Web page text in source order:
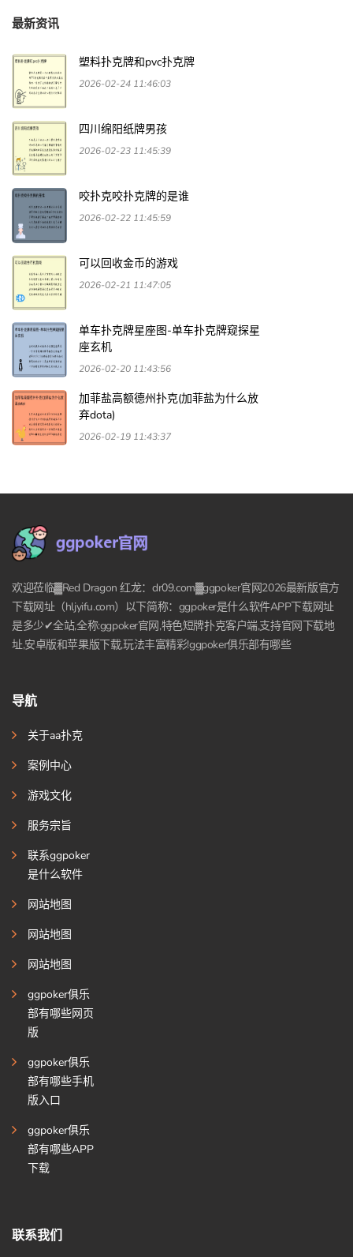
最新资讯
塑料扑克牌和pvc扑克牌
2026-02-24 11:46:03
四川绵阳纸牌男孩
2026-02-23 11:45:39
咬扑克咬扑克牌的是谁
2026-02-22 11:45:59
可以回收金币的游戏
2026-02-21 11:47:05
单车扑克牌星座图-单车扑克牌窥探星
座玄机
2026-02-20 11:43:56
加菲盐高额德州扑克(加菲盐为什么放
弃dota)
2026-02-19 11:43:37
欢迎莅临▓Red Dragon 红龙：dr09.com▓ggpoker官网2026最新版官方
下载网址（hljyifu.com）以下简称：ggpoker是什么软件APP下载网址
是多少✔全站,全称:ggpoker官网,特色短牌扑克客户端,支持官网下载地
址,安卓版和苹果版下载,玩法丰富精彩!ggpoker俱乐部有哪些
导航
关于aa扑克
案例中心
游戏文化
服务宗旨
联系ggpoker
是什么软件
网站地图
网站地图
网站地图
ggpoker俱乐
部有哪些网页
版
ggpoker俱乐
部有哪些手机
版入口
ggpoker俱乐
部有哪些APP
下载
联系我们